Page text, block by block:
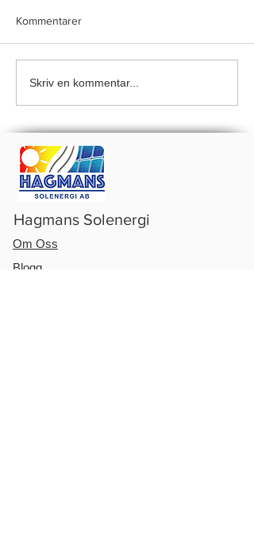
18,2 KW I Vallda
Kommentarer
Skriv en kommentar...
Hagmans Solenergi
Om Oss
Blogg